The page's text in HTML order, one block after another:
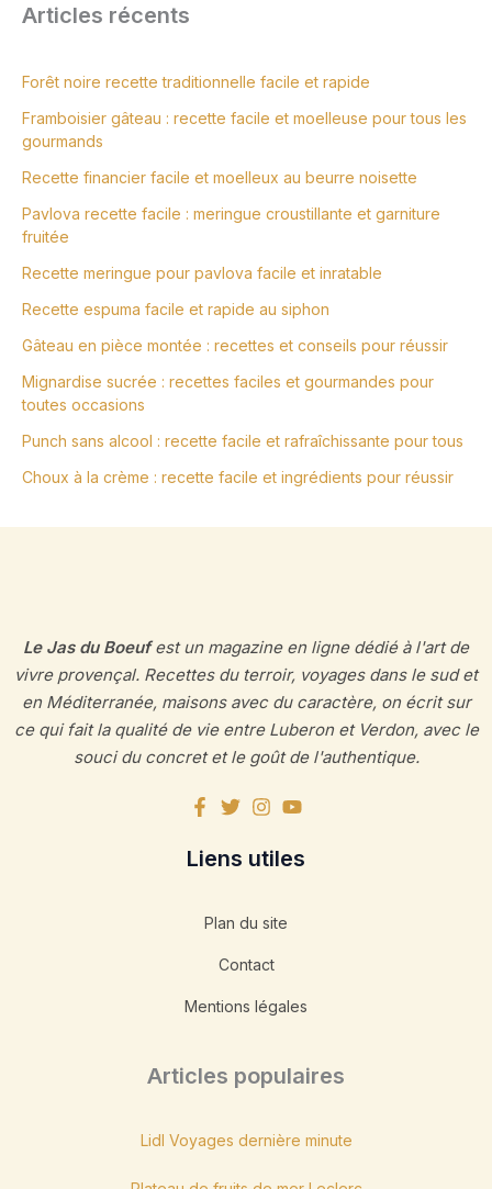
Articles récents
Forêt noire recette traditionnelle facile et rapide
Framboisier gâteau : recette facile et moelleuse pour tous les
gourmands
Recette financier facile et moelleux au beurre noisette
Pavlova recette facile : meringue croustillante et garniture
fruitée
Recette meringue pour pavlova facile et inratable
Recette espuma facile et rapide au siphon
Gâteau en pièce montée : recettes et conseils pour réussir
Mignardise sucrée : recettes faciles et gourmandes pour
toutes occasions
Punch sans alcool : recette facile et rafraîchissante pour tous
Choux à la crème : recette facile et ingrédients pour réussir
Le Jas du Boeufest un magazine en ligne dédié à l'art de
vivre provençal. Recettes du terroir, voyages dans le sud et
en Méditerranée, maisons avec du caractère, on écrit sur
ce qui fait la qualité de vie entre Luberon et Verdon, avec le
souci du concret et le goût de l'authentique.
Liens utiles
Plan du site
Contact
Mentions légales
Articles populaires
Lidl Voyages dernière minute